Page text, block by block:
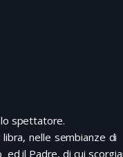
spettatore.
nelle sembianze di
il Padre, di cui